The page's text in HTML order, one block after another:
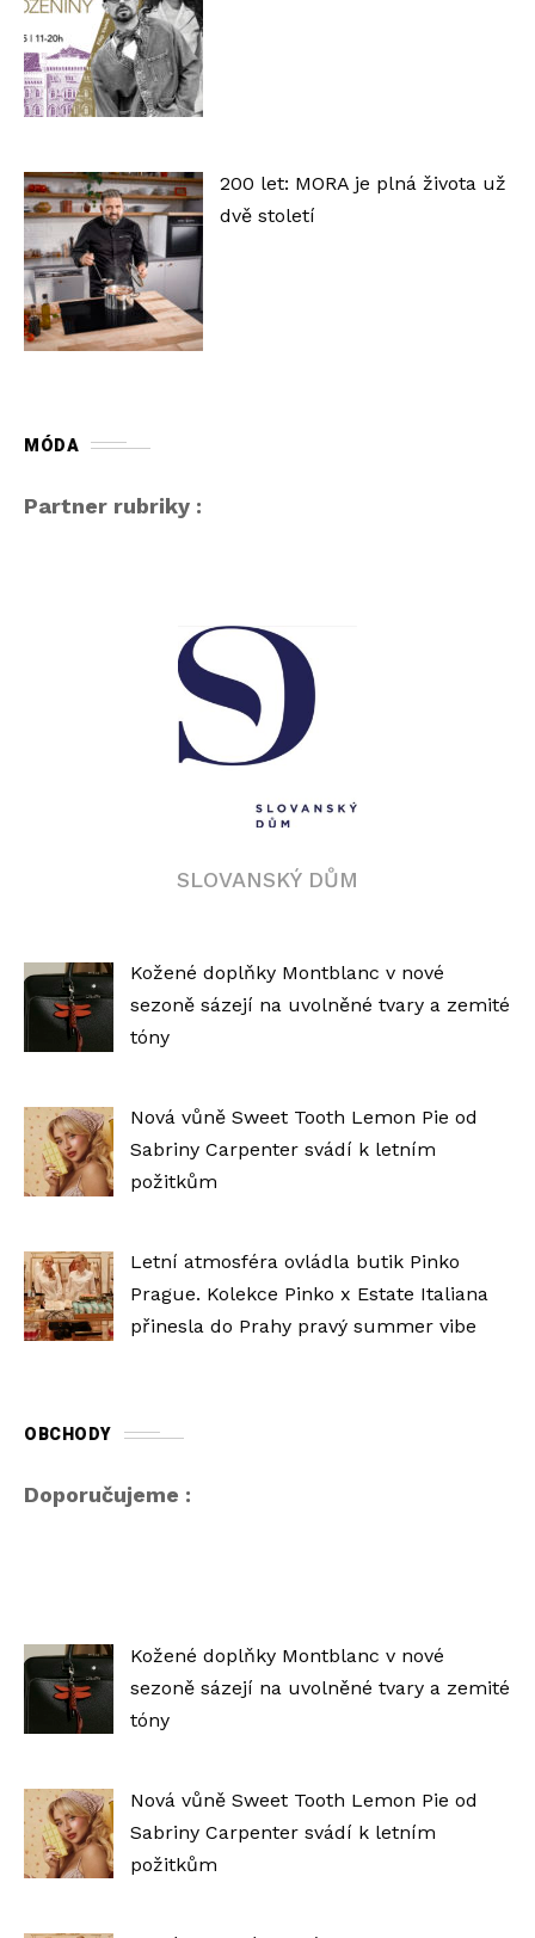
200 let: MORA je plná života už
dvě století
MÓDA
Partner rubriky :
SLOVANSKÝ DŮM
Kožené doplňky Montblanc v nové
sezoně sázejí na uvolněné tvary a zemité
tóny
Nová vůně Sweet Tooth Lemon Pie od
Sabriny Carpenter svádí k letním
požitkům
Letní atmosféra ovládla butik Pinko
Prague. Kolekce Pinko x Estate Italiana
přinesla do Prahy pravý summer vibe
OBCHODY
Doporučujeme :
Kožené doplňky Montblanc v nové
sezoně sázejí na uvolněné tvary a zemité
tóny
Nová vůně Sweet Tooth Lemon Pie od
Sabriny Carpenter svádí k letním
požitkům